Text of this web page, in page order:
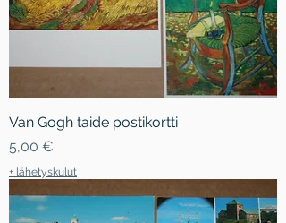
Van Gogh taide postikortti
Hinta
5,00 €
+ lähetyskulut